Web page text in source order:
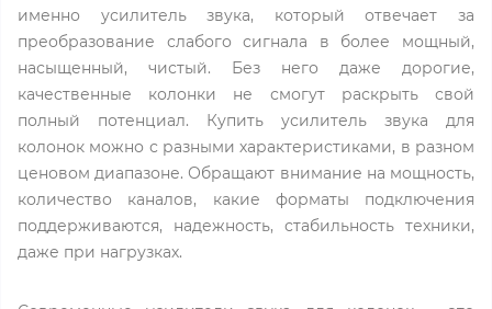
именно усилитель звука, который отвечает за
преобразование слабого сигнала в более мощный,
насыщенный, чистый. Без него даже дорогие,
качественные колонки не смогут раскрыть свой
полный потенциал. Купить усилитель звука для
колонок можно с разными характеристиками, в разном
ценовом диапазоне. Обращают внимание на мощность,
количество каналов, какие форматы подключения
поддерживаются, надежность, стабильность техники,
даже при нагрузках.